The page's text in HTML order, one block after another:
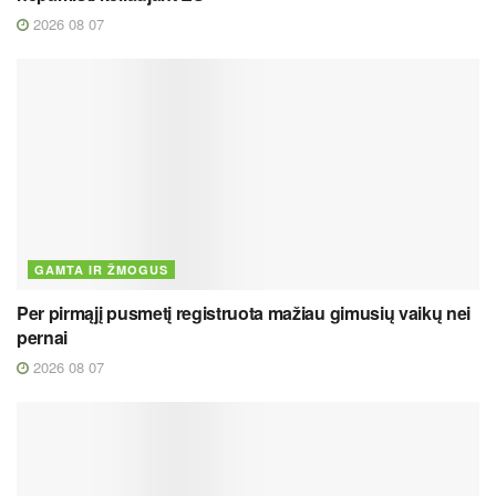
2026 08 07
GAMTA IR ŽMOGUS
Per pirmąjį pusmetį registruota mažiau gimusių vaikų nei
pernai
2026 08 07